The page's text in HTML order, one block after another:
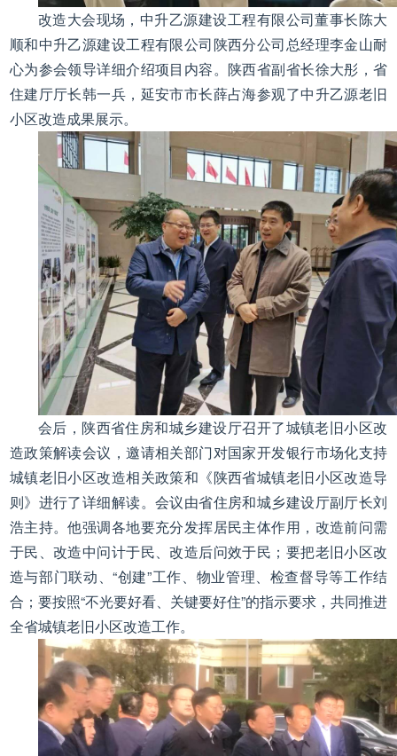
改造大会现场，中升乙源建设工程有限公司董事长陈大
顺和中升乙源建设工程有限公司陕西分公司总经理李金山耐
心为参会领导详细介绍项目内容。陕西省副省长徐大彤，省
住建厅厅长韩一兵，延安市市长薛占海参观了中升乙源老旧
小区改造成果展示。
会后，陕西省住房和城乡建设厅召开了城镇老旧小区改
造政策解读会议，邀请相关部门对国家开发银行市场化支持
城镇老旧小区改造相关政策和《陕西省城镇老旧小区改造导
则》进行了详细解读。会议由省住房和城乡建设厅副厅长刘
浩主持。他强调各地要充分发挥居民主体作用，改造前问需
于民、改造中问计于民、改造后问效于民；要把老旧小区改
造与部门联动、“创建”工作、物业管理、检查督导等工作结
合；要按照“不光要好看、关键要好住”的指示要求，共同推进
全省城镇老旧小区改造工作。